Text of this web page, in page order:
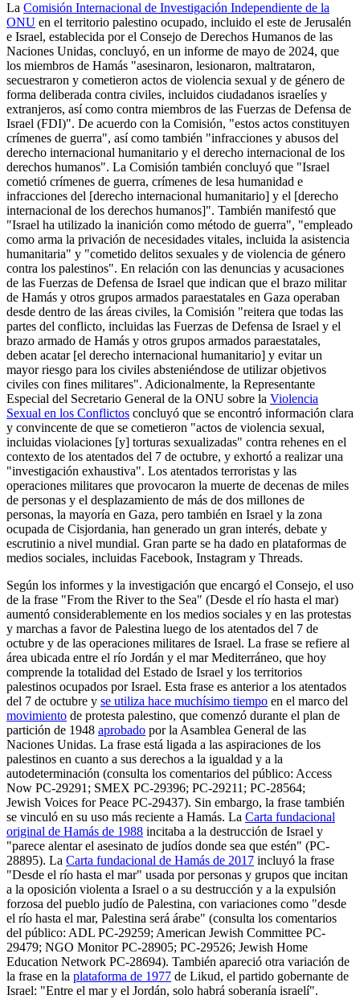
La Comisión Internacional de Investigación Independiente de la
ONU en el territorio palestino ocupado, incluido el este de Jerusalén
e Israel, establecida por el Consejo de Derechos Humanos de las
Naciones Unidas, concluyó, en un informe de mayo de 2024, que
los miembros de Hamás "asesinaron, lesionaron, maltrataron,
secuestraron y cometieron actos de violencia sexual y de género de
forma deliberada contra civiles, incluidos ciudadanos israelíes y
extranjeros, así como contra miembros de las Fuerzas de Defensa de
Israel (FDI)". De acuerdo con la Comisión, "estos actos constituyen
crímenes de guerra", así como también "infracciones y abusos del
derecho internacional humanitario y el derecho internacional de los
derechos humanos". La Comisión también concluyó que "Israel
cometió crímenes de guerra, crímenes de lesa humanidad e
infracciones del [derecho internacional humanitario] y el [derecho
internacional de los derechos humanos]". También manifestó que
"Israel ha utilizado la inanición como método de guerra", "empleado
como arma la privación de necesidades vitales, incluida la asistencia
humanitaria" y "cometido delitos sexuales y de violencia de género
contra los palestinos". En relación con las denuncias y acusaciones
de las Fuerzas de Defensa de Israel que indican que el brazo militar
de Hamás y otros grupos armados paraestatales en Gaza operaban
desde dentro de las áreas civiles, la Comisión "reitera que todas las
partes del conflicto, incluidas las Fuerzas de Defensa de Israel y el
brazo armado de Hamás y otros grupos armados paraestatales,
deben acatar [el derecho internacional humanitario] y evitar un
mayor riesgo para los civiles absteniéndose de utilizar objetivos
civiles con fines militares". Adicionalmente, la Representante
Especial del Secretario General de la ONU sobre la Violencia
Sexual en los Conflictos concluyó que se encontró información clara
y convincente de que se cometieron "actos de violencia sexual,
incluidas violaciones [y] torturas sexualizadas" contra rehenes en el
contexto de los atentados del 7 de octubre, y exhortó a realizar una
"investigación exhaustiva". Los atentados terroristas y las
operaciones militares que provocaron la muerte de decenas de miles
de personas y el desplazamiento de más de dos millones de
personas, la mayoría en Gaza, pero también en Israel y la zona
ocupada de Cisjordania, han generado un gran interés, debate y
escrutinio a nivel mundial. Gran parte se ha dado en plataformas de
medios sociales, incluidas Facebook, Instagram y Threads.
Según los informes y la investigación que encargó el Consejo, el uso
de la frase "From the River to the Sea" (Desde el río hasta el mar)
aumentó considerablemente en los medios sociales y en las protestas
y marchas a favor de Palestina luego de los atentados del 7 de
octubre y de las operaciones militares de Israel. La frase se refiere al
área ubicada entre el río Jordán y el mar Mediterráneo, que hoy
comprende la totalidad del Estado de Israel y los territorios
palestinos ocupados por Israel. Esta frase es anterior a los atentados
del 7 de octubre y se utiliza hace muchísimo tiempo en el marco del
movimiento de protesta palestino, que comenzó durante el plan de
partición de 1948 aprobado por la Asamblea General de las
Naciones Unidas. La frase está ligada a las aspiraciones de los
palestinos en cuanto a sus derechos a la igualdad y a la
autodeterminación (consulta los comentarios del público: Access
Now PC-29291; SMEX PC-29396; PC-29211; PC-28564;
Jewish Voices for Peace PC-29437). Sin embargo, la frase también
se vinculó en su uso más reciente a Hamás. La Carta fundacional
original de Hamás de 1988 incitaba a la destrucción de Israel y
"parece alentar el asesinato de judíos donde sea que estén" (PC-
28895). La Carta fundacional de Hamás de 2017 incluyó la frase
"Desde el río hasta el mar" usada por personas y grupos que incitan
a la oposición violenta a Israel o a su destrucción y a la expulsión
forzosa del pueblo judío de Palestina, con variaciones como "desde
el río hasta el mar, Palestina será árabe" (consulta los comentarios
del público: ADL PC-29259; American Jewish Committee PC-
29479; NGO Monitor PC-28905; PC-29526; Jewish Home
Education Network PC-28694). También apareció otra variación de
la frase en la plataforma de 1977 de Likud, el partido gobernante de
Israel: "Entre el mar y el Jordán, solo habrá soberanía israelí".